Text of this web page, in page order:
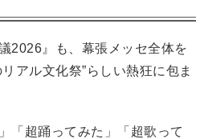
2026』も、幕張メッセ全体を
アル文化祭”らしい熱狂に包ま
「超踊ってみた」「超歌って